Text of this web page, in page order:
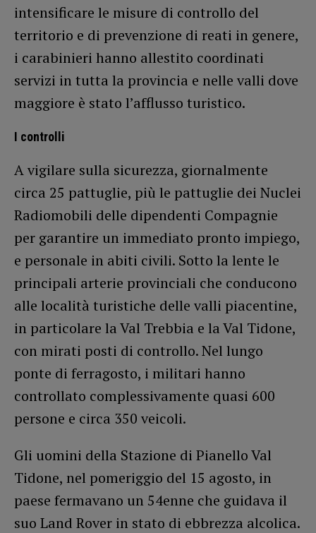
intensificare le misure di controllo del
territorio e di prevenzione di reati in genere,
i carabinieri hanno allestito coordinati
servizi in tutta la provincia e nelle valli dove
maggiore è stato l’afflusso turistico.
I controlli
A vigilare sulla sicurezza, giornalmente
circa 25 pattuglie, più le pattuglie dei Nuclei
Radiomobili delle dipendenti Compagnie
per garantire un immediato pronto impiego,
e personale in abiti civili. Sotto la lente le
principali arterie provinciali che conducono
alle località turistiche delle valli piacentine,
in particolare la Val Trebbia e la Val Tidone,
con mirati posti di controllo. Nel lungo
ponte di ferragosto, i militari hanno
controllato complessivamente quasi 600
persone e circa 350 veicoli.
Gli uomini della Stazione di Pianello Val
Tidone, nel pomeriggio del 15 agosto, in
paese fermavano un 54enne che guidava il
suo Land Rover in stato di ebbrezza alcolica.